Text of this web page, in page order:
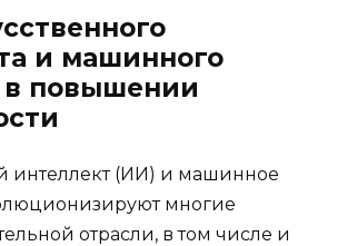
и машинного
в повышении
интеллект (ИИ) и машинное
многие
отрасли, в том числе и